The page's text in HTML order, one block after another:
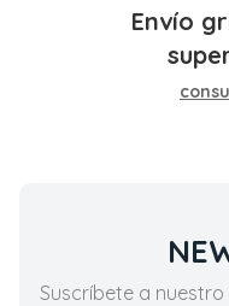
Envío
Suscríbete a